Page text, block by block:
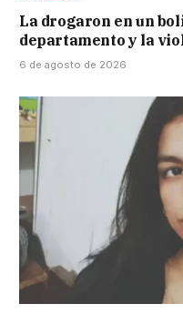
La drogaron en un
departamento y la
6 de agosto de 2026